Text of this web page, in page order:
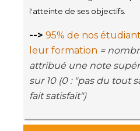
l'atteinte de ses objectifs.
--> 95% de nos
leur formation =
attribué une note
sur 10 (0 : "pas du tout
fait satisfait")